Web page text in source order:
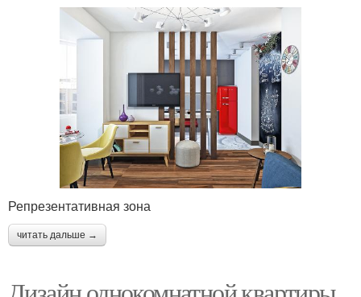
Репрезентативная зона
читать дальше →